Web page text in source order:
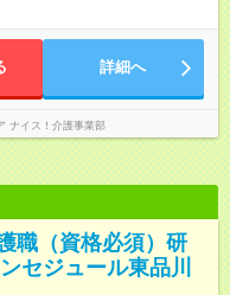
詳細へ
ナイス！介護事業部
職（資格必須）研
セジュール東品川